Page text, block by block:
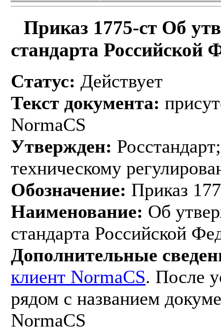
Приказ 1775-ст Об
стандарта Российской
Статус: Действует
Текст документа:
NormaCS
Утвержден:
техническому
Обозначение: Приказ
Наименование: Об
стандарта Российской
Дополнительные
клиент NormaCS. После
рядом с названием
NormaCS